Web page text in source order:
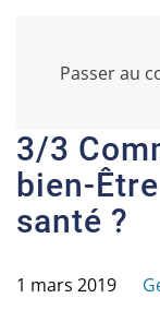
Passer au
3/3
bien-
santé ?
1 mars 2019